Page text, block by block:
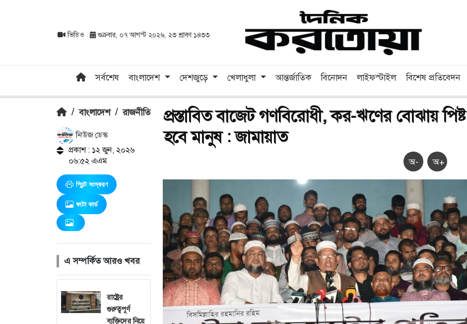
ভিডিও শুক্রবার, ০৭ আগস্ট ২০২৬, ২৩ শ্রাবণ ১৪৩৩
সর্বশেষ বাংলাদেশ দেশজুড়ে খেলাধুলা আন্তর্জাতিক বিনোদন লাইফস্টাইল বিশেষ প্রতিবেদন
/ বাংলাদেশ / রাজনীতি
নিউজ ডেস্ক
প্রকাশ : ১২ জুন, ২০২৬
০৬:৫২ এএম
প্রিন্ট সংস্করণ
ফটো কার্ড
এ সম্পর্কিত আরও খবর
রাষ্ট্রের
গুরুত্বপূর্ণ
ব্যক্তিদের নিয়ে
প্রস্তাবিত বাজেট গণবিরোধী, কর-ঋণের বোঝায় পিষ্ট
হবে মানুষ : জামায়াত
অ- অ+